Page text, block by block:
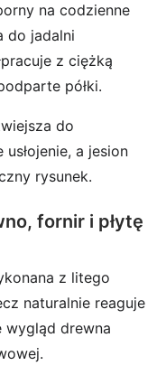
na codzienne
do jadalni
z ciężką
półki.
do
a jesion
rysunek.
fornir i płytę
z litego
naturalnie reaguje
wygląd drewna